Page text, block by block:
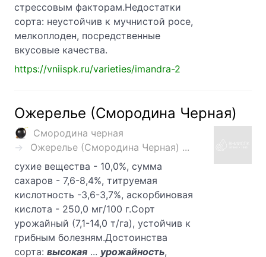
стрессовым факторам.Недостатки
сорта: неустойчив к мучнистой росе,
мелкоплоден, посредственные
вкусовые качества.
https://vniispk.ru/varieties/imandra-2
Ожерелье (Смородина Черная)
Смородина черная
Ожерелье (Смородина Черная) ...
сухие вещества - 10,0%, сумма
сахаров - 7,6-8,4%, титруемая
кислотность -3,6-3,7%, аскорбиновая
кислота - 250,0 мг/100 г.Сорт
урожайный (7,1-14,0 т/га), устойчив к
грибным болезням.Достоинства
сорта: высокая ... урожайность,